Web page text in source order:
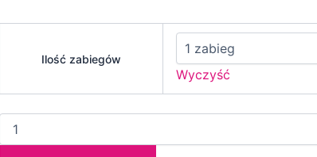
Ilość zabiegów
Wyczyść